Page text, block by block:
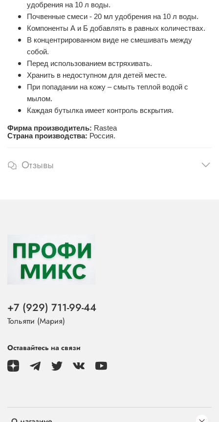
удобрения на 10 л воды.
Почвенные смеси - 20 мл удобрения на 10 л воды.
Компоненты А и Б добавлять в равных количествах.
В концентрированном виде не смешивать между
собой.
Перед использованием встряхивать.
Хранить в недоступном для детей месте.
При попадании на кожу – смыть теплой водой с
мылом.
Каждая бутылка имеет контроль вскрытия.
Фирма производитель: Rastea
Страна производства: Россия.
Отзывы
+7 (929) 711-99-44
Тольятти (Мария)
Оставайтесь на связи